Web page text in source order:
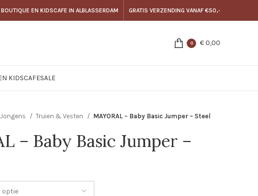
BOUTIQUE EN KIDSCAFE IN ALBLASSERDAM GRATIS VERZENDING VANAF €50,-
0 €0,00
KIDSCAFESALE
Truien & Vesten MAYORAL – Baby Basic Jumper – Steel
– Baby Basic Jumper –